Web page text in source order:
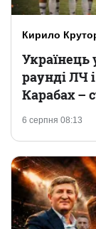
Кирило
6 серпня 08:13
Українець
раунді ЛЧ
Карабах –